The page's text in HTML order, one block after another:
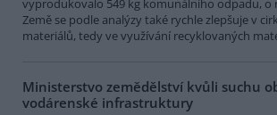
vyprodukovalo 549 kg komunálního odpadu, o
Země se podle analýzy také rychle zlepšuje v
materiálů, tedy ve využívání recyklovaných
Ministerstvo zemědělství kvůli suchu
vodárenské infrastruktury